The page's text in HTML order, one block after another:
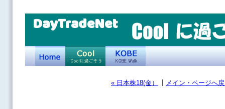
DayTradeNet
« 日本株18(金） メイン・ページへ